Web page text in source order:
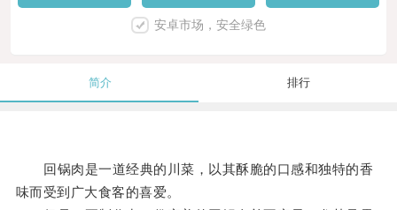
安卓市场，安全绿色
简介 排行
回锅肉是一道经典的川菜，以其酥脆的口感和独特的香
味而受到广大食客的喜爱。